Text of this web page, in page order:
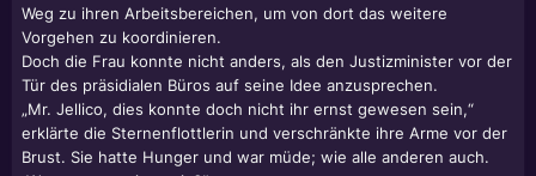
Weg zu ihren Arbeitsbereichen, um von dort das weitere
Vorgehen zu koordinieren.
Doch die Frau konnte nicht anders, als den Justizminister vor der
Tür des präsidialen Büros auf seine Idee anzusprechen.
„Mr. Jellico, dies konnte doch nicht ihr ernst gewesen sein,“
erklärte die Sternenflottlerin und verschränkte ihre Arme vor der
Brust. Sie hatte Hunger und war müde; wie alle anderen auch.